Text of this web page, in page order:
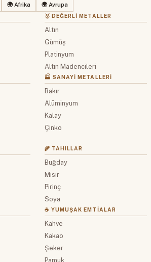
🌍 Afrika 🌍 Avrupa
🥇 DEĞERLI METALLER
Altın
Gümüş
Platinyum
Altın Madencileri
🏭 SANAYI METALLERI
Bakır
Alüminyum
Kalay
Çinko
🌾 TAHILLAR
Buğday
Mısır
Pirinç
Soya
☕ YUMUŞAK EMTIALAR
Kahve
Kakao
Şeker
Pamuk